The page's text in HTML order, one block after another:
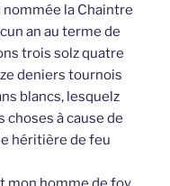
la Chaintre
an au terme de
trois solz quatre
deniers tournois
blancs, lesquelz
à cause de
héritière de feu